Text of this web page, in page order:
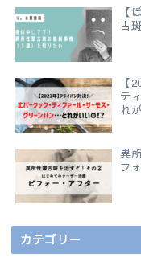
【
古
【
テ
れ
異
フ
カテゴリー